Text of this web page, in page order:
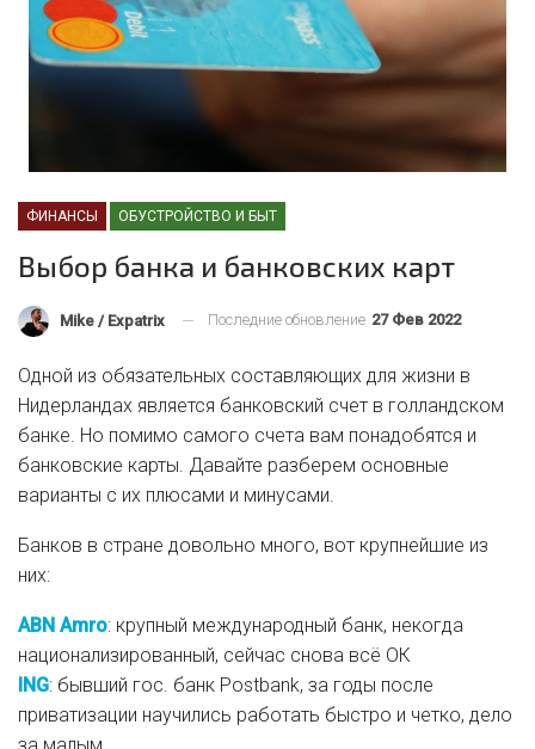
ФИНАНСЫ ОБУСТРОЙСТВО И БЫТ
Выбор банка и банковских карт
Mike / Expatrix Последние обновление 27 Фев 2022
Одной из обязательных составляющих для жизни в
Нидерландах является банковский счет в голландском
банке. Но помимо самого счета вам понадобятся и
банковские карты. Давайте разберем основные
варианты с их плюсами и минусами.
Банков в стране довольно много, вот крупнейшие из
них:
ABN Amro: крупный международный банк, некогда
национализированный, сейчас снова всё ОК
ING: бывший гос. банк Postbank, за годы после
приватизации научились работать быстро и четко, дело
за малым